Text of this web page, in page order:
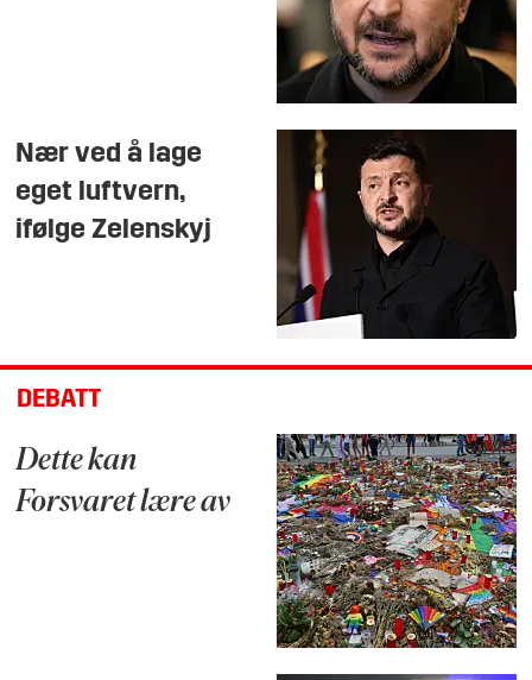
Nær ved å lage
eget luftvern,
ifølge Zelenskyj
DEBATT
Dette kan
Forsvaret lære av